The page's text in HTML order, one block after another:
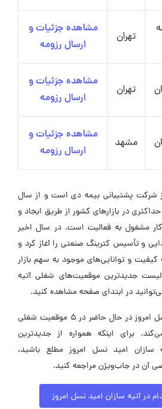
تهران
مشاهده جزئیات و
ارسال رزومه
تهران
مشاهده جزئیات و
ارسال رزومه
مشهد
مشاهده جزئیات و
ارسال رزومه
شرکت پشتیبانی بیمه دی است و از سال
در بازارهای کشور از طریق ایجاد و
مشغول به فعالیت است. در سال اخیر
و تأسیس کترینگ صنعتی را آغاز کرد و
و توانایی‌های موجود به سهم بازار
جدیدترین موقعیت‌های شغلی آتیه
در ابتدای صفحه مشاهده کنید.
آتیه سازان امید نسل امروز در حال حاضر در ۵ موقعیت شغلی
برای اینکه همواره از جدیدترین
سازان امید نسل امروز مطلع باشید،
آن در جاب‌ویژن مراجعه کنید.
در آتیه سازان امید نسل امروز